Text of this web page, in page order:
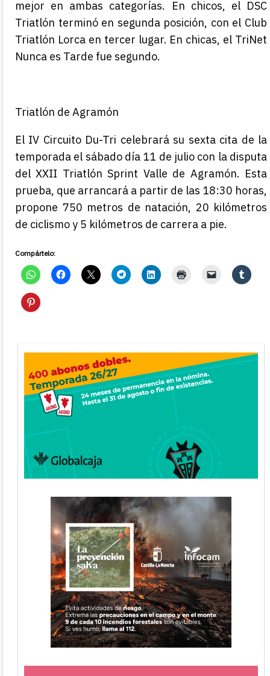
mejor en ambas categorías. En chicos, el DSC
Triatlón terminó en segunda posición, con el Club
Triatlón Lorca en tercer lugar. En chicas, el TriNet
Nunca es Tarde fue segundo.
Triatlón de Agramón
El IV Circuito Du-Tri celebrará su sextacita de la
temporada el sábadodía 11 de julio con la disputa
delXXII TriatlónSprint Valle de Agramón. Esta
prueba, que arrancará a partir de las 18:30 horas,
propone 750 metros de natación, 20 kilómetros
de ciclismo y 5 kilómetros de carrera a pie.
Compártelo: